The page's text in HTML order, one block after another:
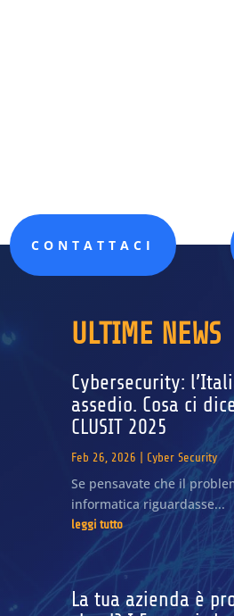
CONTATTACI
ULTIME NEWS
Cybersecurity:
assedio. Cosa ci
CLUSIT 2025
Feb 26, 2026 Cyber Security
Se pensavate che il
informatica riguardasse...
leggi tutto
La tua azienda è